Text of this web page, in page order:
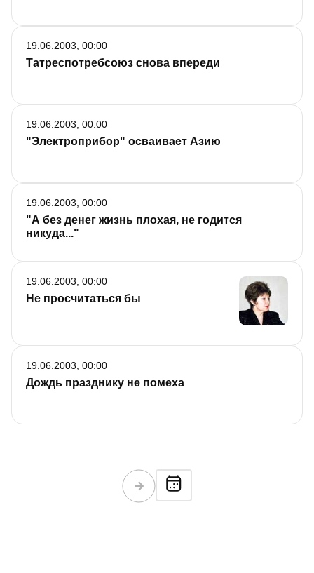
Татреспотребсоюз снова впереди
19.06.2003, 00:00
"Электроприбор" осваивает Азию
19.06.2003, 00:00
"А без денег жизнь плохая, не годится
никуда..."
19.06.2003, 00:00
Не просчитаться бы
19.06.2003, 00:00
Дождь празднику не помеха
19.06.2003, 00:00